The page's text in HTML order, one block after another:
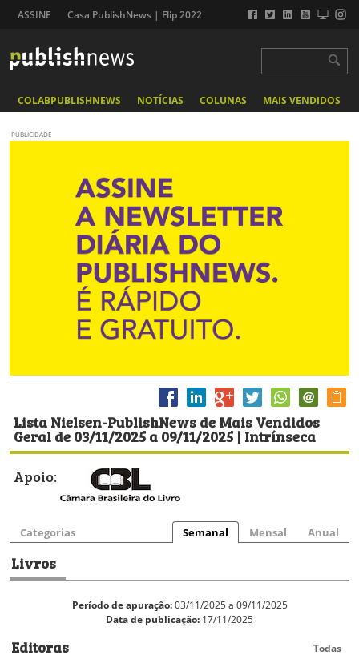
ASSINE Casa PublishNews | Flip 2022
COLABPUBLISHNEWS NOTÍCIAS COLUNAS MAIS VENDIDOS
PUBLICIDADE
Lista Nielsen-PublishNews de Mais Vendidos
Geral de 03/11/2025 a 09/11/2025 | Intrínseca
Apoio:
Categorias Semanal Mensal Anual
Livros
Período de apuração:03/11/2025 a 09/11/2025
Data de publicação: 17/11/2025
Editoras Todas